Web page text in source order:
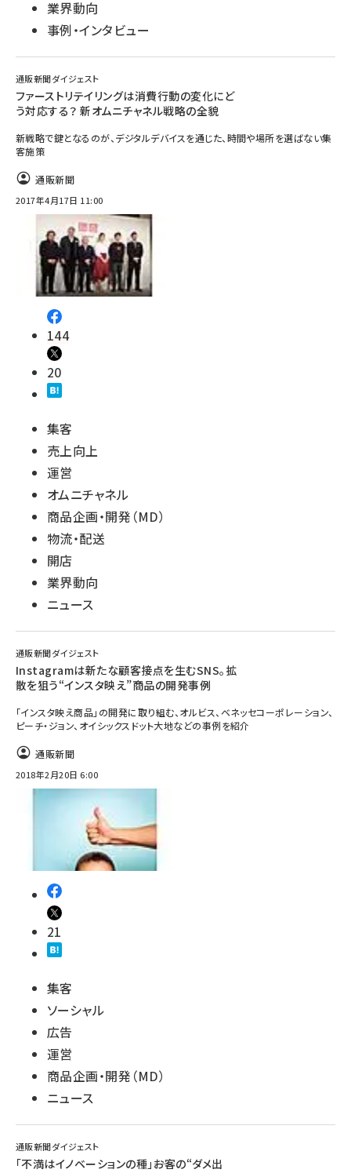
業界動向
事例・インタビュー
通販新聞ダイジェスト
ファーストリテイリングは消費行動の変化にど
う対応する？ 新オムニチャネル戦略の全貌
新戦略で鍵となるのが、デジタルデバイスを通じた、時間や場所を選ばない集
客施策
通販新聞
2017年4月17日 11:00
144
20
集客
売上向上
運営
オムニチャネル
商品企画・開発（MD）
物流・配送
開店
業界動向
ニュース
通販新聞ダイジェスト
Instagramは新たな顧客接点を生むSNS。拡
散を狙う“インスタ映え”商品の開発事例
「インスタ映え商品」の開発に取り組む、オルビス、ベネッセコーポレーション、
ピーチ・ジョン、オイシックスドット大地などの事例を紹介
通販新聞
2018年2月20日 6:00
21
集客
ソーシャル
広告
運営
商品企画・開発（MD）
ニュース
通販新聞ダイジェスト
「不満はイノベーションの種」――お客の“ダメ出